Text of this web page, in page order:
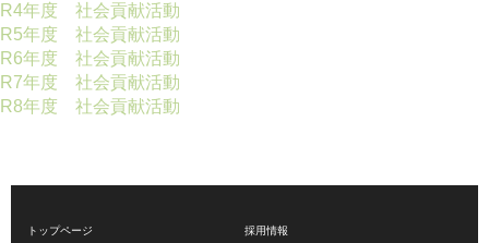
R4年度 社会貢献活動
R5年度 社会貢献活動
R6年度 社会貢献活動
R7年度 社会貢献活動
R8年度 社会貢献活動
トップページ 採用情報